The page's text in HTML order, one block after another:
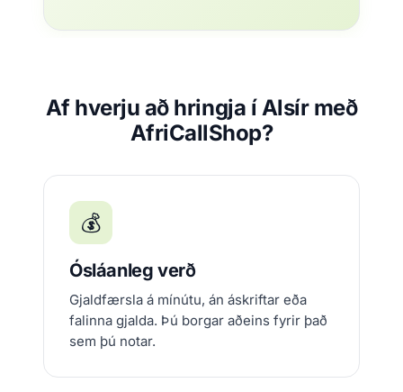
Af hverju að hringja í Alsír með
AfriCallShop?
💰
Ósláanleg verð
Gjaldfærsla á mínútu, án áskriftar eða
falinna gjalda. Þú borgar aðeins fyrir það
sem þú notar.